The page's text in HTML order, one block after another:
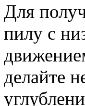
Для
пилу с
делайте